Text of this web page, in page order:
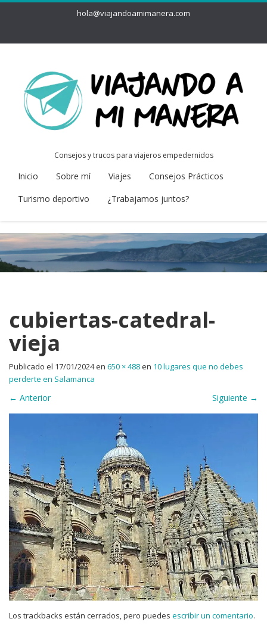
hola@viajandoamimanera.com
Consejos y trucos para viajeros empedernidos
Inicio Sobre mí Viajes
Consejos Prácticos
Turismo deportivo
¿Trabajamos juntos?
cubiertas-catedral-
vieja
Publicado el 17/01/2024en 650 × 488en 10 lugares que no debes
perderte en Salamanca
← Anterior Siguiente →
Los trackbacks están cerrados, pero puedes escribir un comentario.